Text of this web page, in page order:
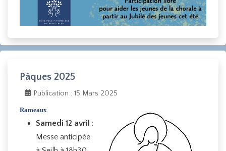
Pâques 2025
Publication : 15 Mars 2025
Rameaux
Samedi 12 avril :
Messe anticipée